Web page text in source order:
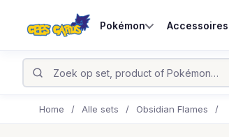
Pokémon Accessoires
Home / Alle sets / Obsidian Flames /